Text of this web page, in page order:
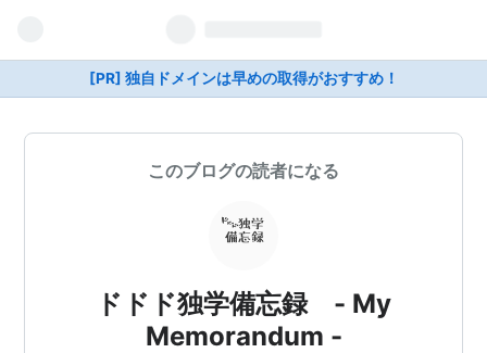
[PR] 独自ドメインは早めの取得がおすすめ！
このブログの読者になる
ドドド独学備忘録 - My
Memorandum -